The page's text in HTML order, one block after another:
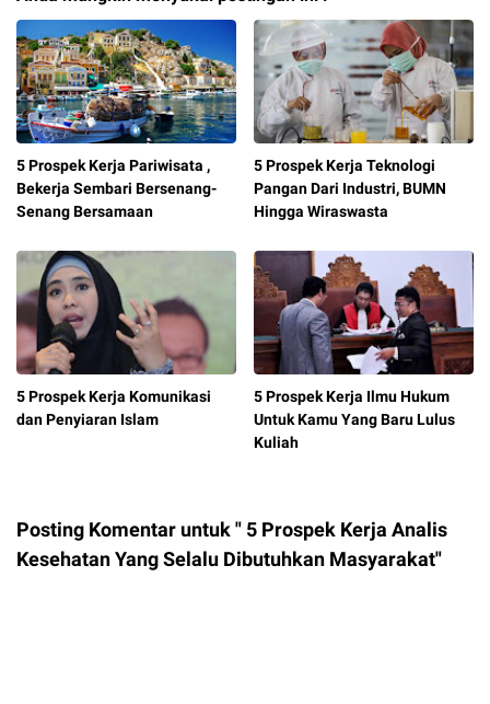
5 Prospek Kerja Pariwisata ,
Bekerja Sembari Bersenang-
Senang Bersamaan
5 Prospek Kerja Teknologi
Pangan Dari Industri, BUMN
Hingga Wiraswasta
5 Prospek Kerja Komunikasi
dan Penyiaran Islam
5 Prospek Kerja Ilmu Hukum
Untuk Kamu Yang Baru Lulus
Kuliah
Posting Komentar untuk " 5 Prospek Kerja Analis
Kesehatan Yang Selalu Dibutuhkan Masyarakat"